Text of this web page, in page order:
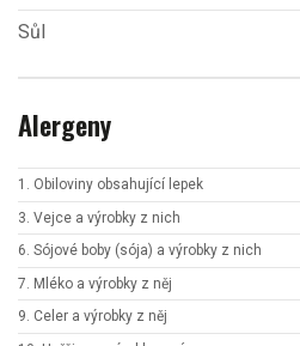
Sůl
Alergeny
1. Obiloviny obsahující lepek
3. Vejce a výrobky z nich
6. Sójové boby (sója) a výrobky z nich
7. Mléko a výrobky z něj
9. Celer a výrobky z něj